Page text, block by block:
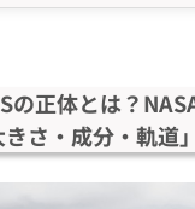
の正体とは？
さ・成分・軌道